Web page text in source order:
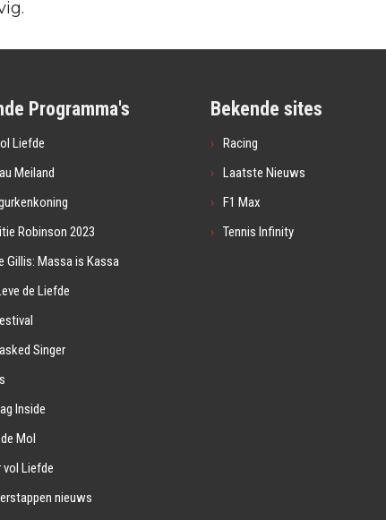
Programma's
Liefde
Meiland
Robinson 2023
Gillis: Massa is Kassa
de Liefde
Singer
Inside
Mol
vol Liefde
nieuws
Bekende sites
Racing
Laatste Nieuws
F1 Max
Tennis Infinity